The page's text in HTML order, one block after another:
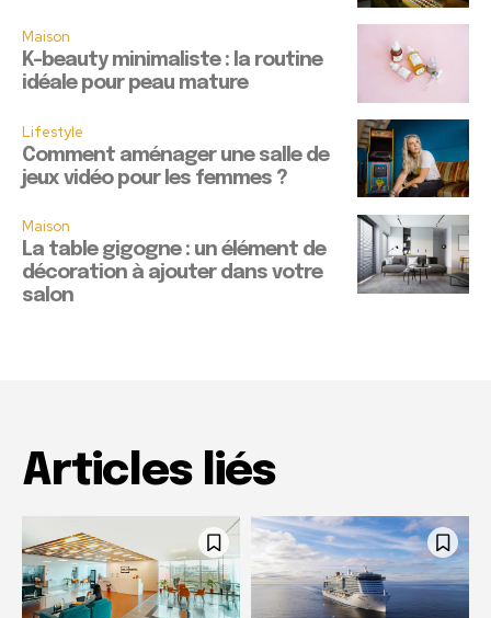
Maison
K-beauty minimaliste : la routine
idéale pour peau mature
Lifestyle
Comment aménager une salle de
jeux vidéo pour les femmes ?
Maison
La table gigogne : un élément de
décoration à ajouter dans votre
salon
Articles liés